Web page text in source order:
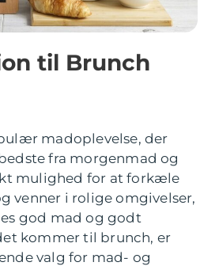
til Brunch
madoplevelse, der
fra morgenmad og
mulighed for at forkæle
venner i rolige omgivelser,
god mad og godt
kommer til brunch, er
valg for mad- og